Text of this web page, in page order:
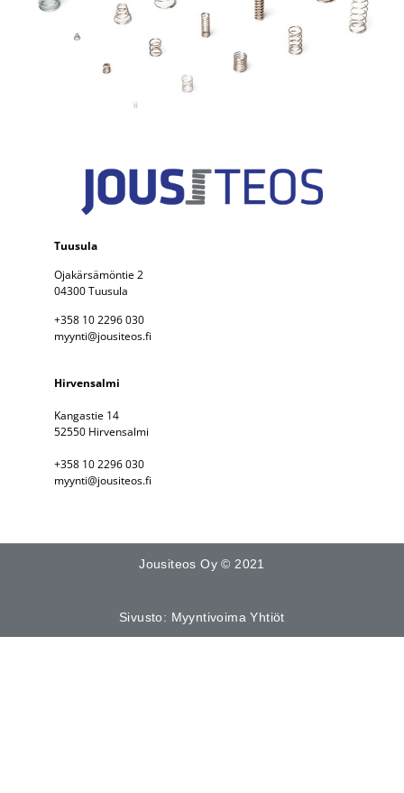
Tuusula
Ojakärsämöntie 2
04300 Tuusula
+358 10 2296 030
myynti@jousiteos.fi
Hirvensalmi
Kangastie 14
52550 Hirvensalmi
+358 10 2296 030
myynti@jousiteos.fi
Jousiteos Oy © 2021
Sivusto: Myyntivoima Yhtiöt